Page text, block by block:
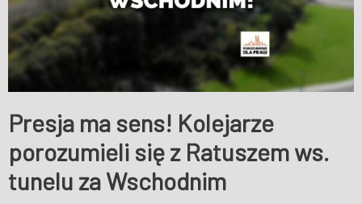
Presja ma sens! Kolejarze
porozumieli się z Ratuszem ws.
tunelu za Wschodnim